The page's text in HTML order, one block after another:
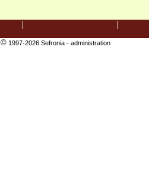
©1997-2026 Sefronia - administration